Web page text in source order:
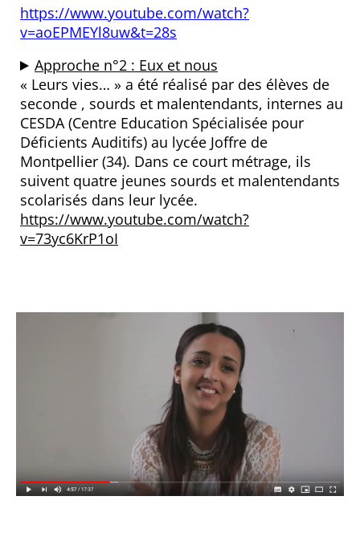
https://www.youtube.com/watch?
v=aoEPMEYl8uw&t=28s
Approche n°2 : Eux et nous
« Leurs vies… » a été réalisé par des élèves de
seconde , sourds et malentendants, internes au
CESDA (Centre Education Spécialisée pour
Déficients Auditifs) au lycée Joffre de
Montpellier (34). Dans ce court métrage, ils
suivent quatre jeunes sourds et malentendants
scolarisés dans leur lycée.
https://www.youtube.com/watch?
v=73yc6KrP1oI